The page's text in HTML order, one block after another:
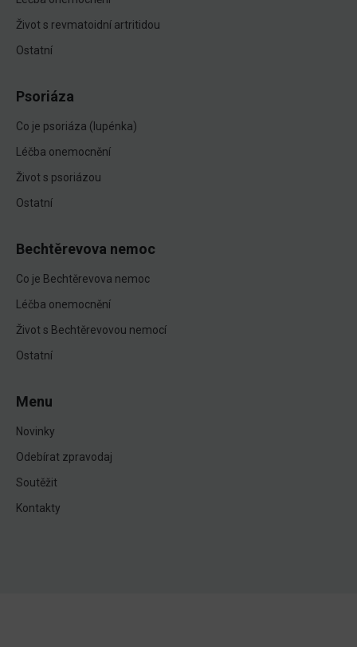
Život s revmatoidní artritidou
Ostatní
Psoriáza
Co je psoriáza (lupénka)
Léčba onemocnění
Život s psoriázou
Ostatní
Bechtěrevova nemoc
Co je Bechtěrevova nemoc
Léčba onemocnění
Život s Bechtěrevovou nemocí
Ostatní
Menu
Novinky
Odebírat zpravodaj
Soutěžit
Kontakty